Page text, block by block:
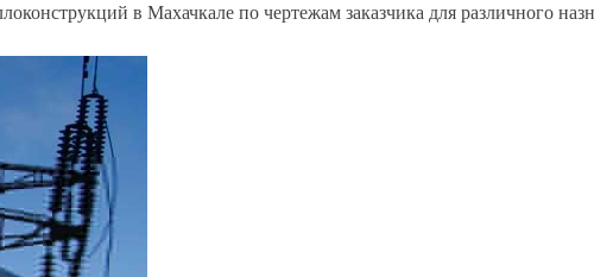
в Махачкале по чертежам заказчика для различного